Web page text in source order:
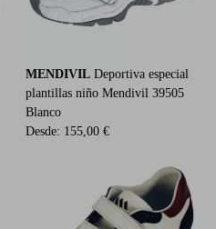
MENDIVIL Deportiva especial
plantillas niño Mendivil 39505
Blanco
Desde: 155,00 €